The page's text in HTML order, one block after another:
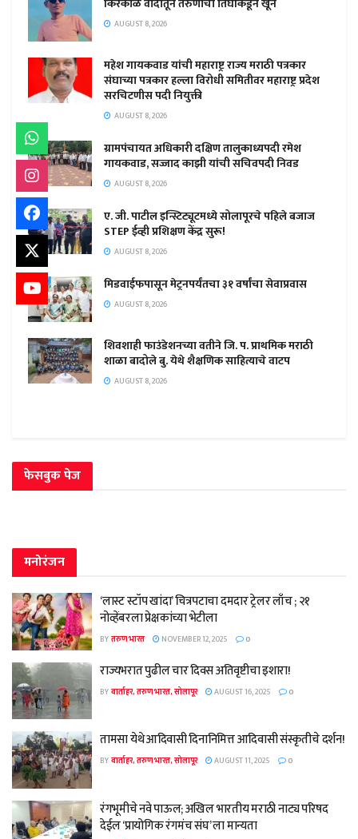
AUGUST 8, 2026
महेश गायकवाड यांची महाराष्ट्र राज्य मराठी पत्रकार
संघाच्या पत्रकार हल्ला विरोधी समितीवर महाराष्ट्र प्रदेश
सरचिटणीस पदी नियुक्ती
AUGUST 8, 2026
ग्रामपंचायत अधिकारी दक्षिण तालुकाध्यपदी रमेश
गायकवाड, सज्जाद काझी यांची सचिवपदी निवड
AUGUST 8, 2026
ए. जी. पाटील इन्स्टिट्यूटमध्ये सोलापूरचे पहिले बजाज
STEP ईव्ही प्रशिक्षण केंद्र सुरू!
AUGUST 8, 2026
मिडवाईफपासून मेट्रनपर्यंतचा ३१ वर्षांचा सेवाप्रवास
AUGUST 8, 2026
शिवशाही फाउंडेशनच्या वतीने जि. प. प्राथमिक मराठी
शाळा बादोले बु. येथे शैक्षणिक साहित्याचे वाटप
AUGUST 8, 2026
फेसबुक पेज
मनोरंजन
‘लास्ट स्टॉप खांदा’ चित्रपटाचा दमदार ट्रेलर लाँच ; २१
नोव्हेंबरला प्रेक्षकांच्या भेटीला
BYतरुण भारत NOVEMBER 12, 2025 0
राज्यभरात पुढील चार दिवस अतिवृष्टीचा इशारा!
BYवार्ताहर, तरुण भारत, सोलापूर AUGUST 16, 2025 0
तामसा येथे आदिवासी दिनानिमित्त आदिवासी संस्कृतीचे दर्शन!
BYवार्ताहर, तरुण भारत, सोलापूर AUGUST 11, 2025 0
रंगभूमीचे नवे पाऊल; अखिल भारतीय मराठी नाट्य परिषद
देईल ‘प्रायोगिक रंगमंच संघ’ ला मान्यता